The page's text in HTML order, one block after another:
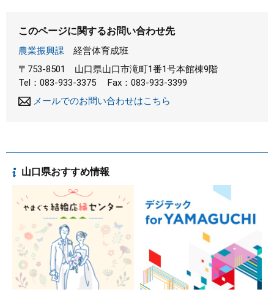
このページに関するお問い合わせ先
農業振興課
経営体育成班
〒753-8501
山口県山口市滝町1番1号本館棟9階
Tel：083-933-3375
Fax：083-933-3399
メールでのお問い合わせはこちら
山口県おすすめ情報